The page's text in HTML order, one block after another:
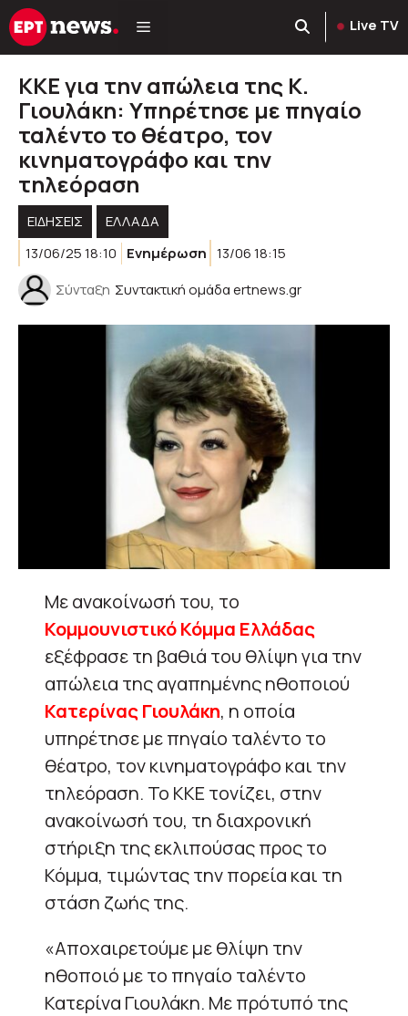
Μετάβαση
σε
Live TV
ΚΚΕ για την απώλεια της Κ.
Γιουλάκη: Υπηρέτησε με πηγαίο
ταλέντο το θέατρο, τον
κινηματογράφο και την
τηλεόραση
ΕΙΔΗΣΕΙΣ
ΕΛΛΑΔΑ
13/06/25 18:10
Ενημέρωση 13/06 18:15
Σύνταξη Συντακτική ομάδα ertnews.gr
Με ανακοίνωσή του, το
Κομμουνιστικό Κόμμα Ελλάδας
εξέφρασε τη βαθιά του θλίψη για την
απώλεια της αγαπημένης ηθοποιού
Κατερίνας Γιουλάκη, η οποία
υπηρέτησε με πηγαίο ταλέντο το
θέατρο, τον κινηματογράφο και την
τηλεόραση. Το ΚΚΕ τονίζει, στην
ανακοίνωσή του, τη διαχρονική
στήριξη της εκλιπούσας προς το
Κόμμα, τιμώντας την πορεία και τη
στάση ζωής της.
«Αποχαιρετούμε με θλίψη την
ηθοποιό με το πηγαίο ταλέντο
Κατερίνα Γιουλάκη. Με πρότυπό της